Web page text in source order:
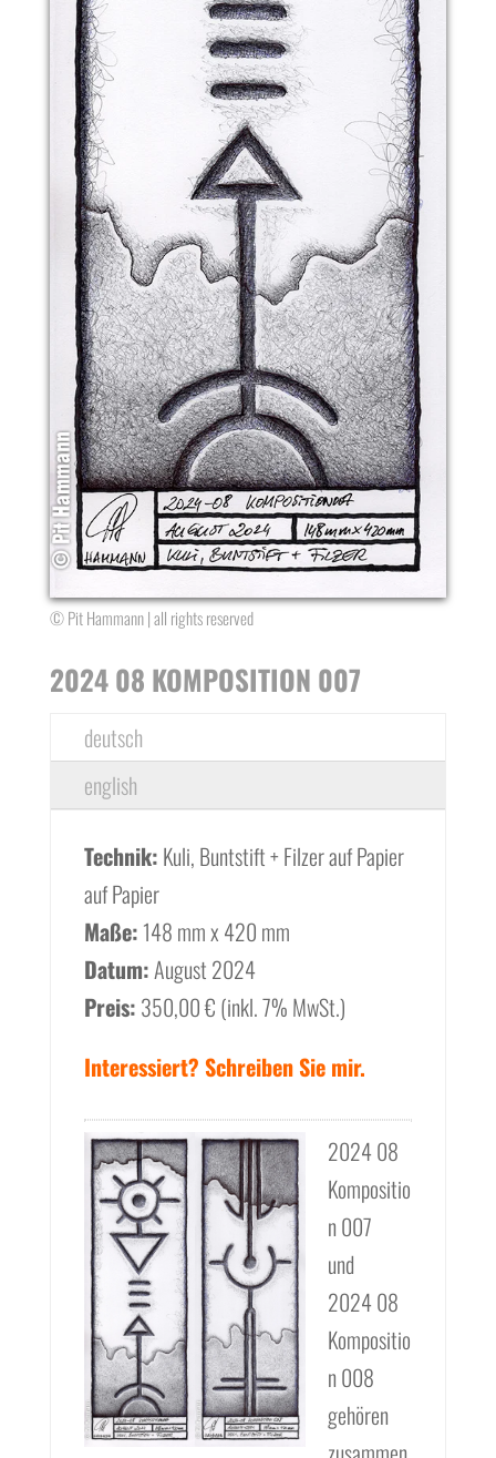
© Pit Hammann | all rights reserved
2024 08 KOMPOSITION 007
deutsch
english
Technik: Kuli, Buntstift + Filzer auf Papier
auf Papier
Maße: 148 mm x 420 mm
Datum:August 2024
Preis: 350,00 € (inkl. 7% MwSt.)
Interessiert? Schreiben Sie mir.
2024 08
Kompositio
n 007
und
2024 08
Kompositio
n 008
gehören